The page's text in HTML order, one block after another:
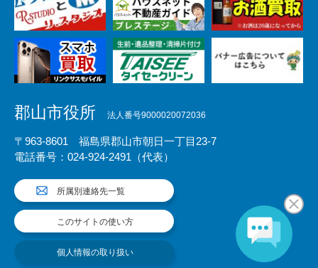
郡山市役所 法人番号9000020072036
〒963-8601 福島県郡山市朝日一丁目23-7
電話番号：024-924-2491（代表）
所属別連絡先一覧
このサイトの使い方
個人情報の取り扱い